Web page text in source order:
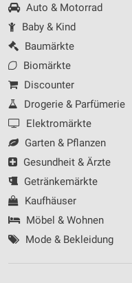
Auto & Motorrad
Baby & Kind
Baumärkte
Biomärkte
Discounter
Drogerie & Parfümerie
Elektromärkte
Garten & Pflanzen
Gesundheit & Ärzte
Getränkemärkte
Kaufhäuser
Möbel & Wohnen
Mode & Bekleidung